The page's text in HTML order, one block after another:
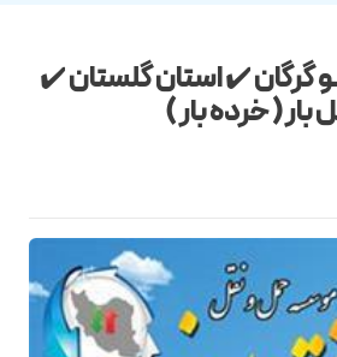
گرگان ✔️ استان گلستان ✔️
( خرده بار )